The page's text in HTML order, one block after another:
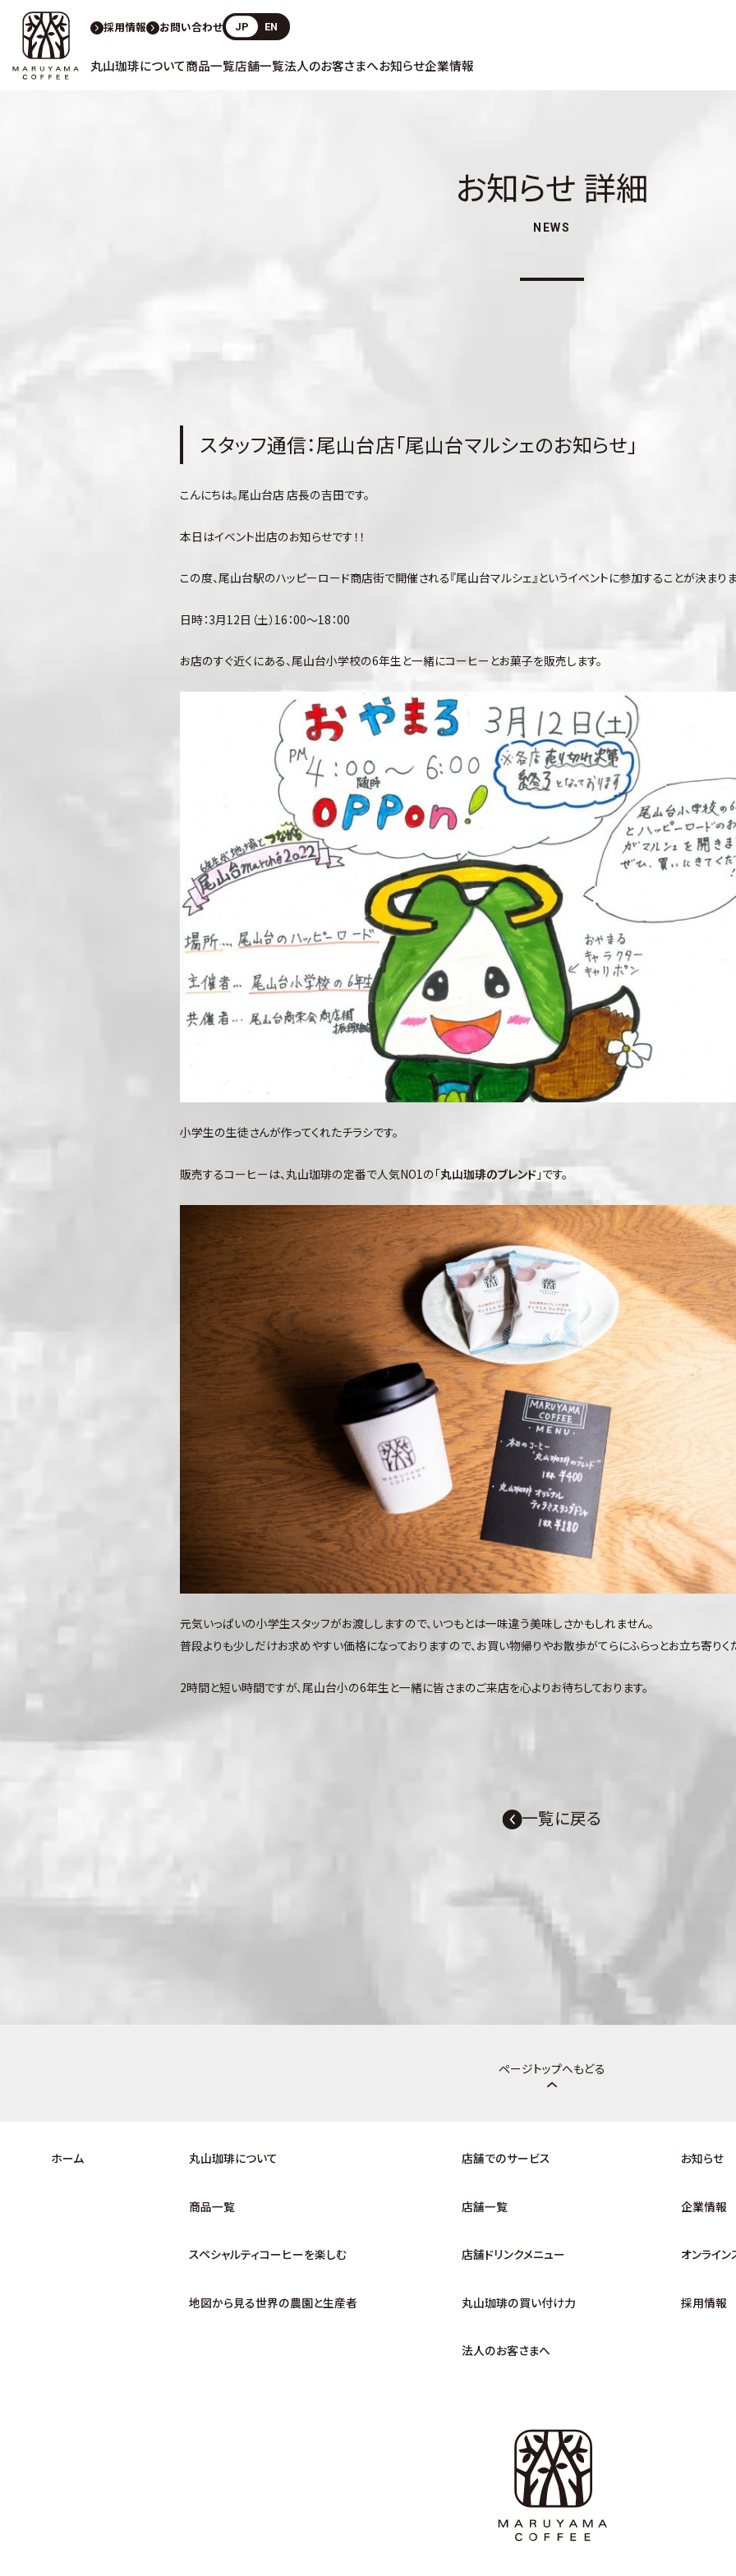
採用情報 お問い合わせ JP EN
丸山珈琲について商品一覧店舗一覧法人のお客さまへお知らせ企業情報
お知らせ 詳細
NEWS
スタッフ通信：尾山台店「尾山台マルシェのお知らせ」
こんにちは。尾山台店 店長の吉田です。
本日はイベント出店のお知らせです！！
この度、尾山台駅のハッピーロード商店街で開催される『尾山台マルシェ』というイベントに参加することが決まり
日時：3月12日（土）16：00～18：00
お店のすぐ近くにある、尾山台小学校の6年生と一緒にコーヒーとお菓子を販売します。
小学生の生徒さんが作ってくれたチラシです。
販売するコーヒーは、丸山珈琲の定番で人気NO1の「丸山珈琲のブレンド 」です。
元気いっぱいの小学生スタッフがお渡ししますので、いつもとは一味違う美味しさかもしれません。
普段よりも少しだけお求めやすい価格になっておりますので、お買い物帰りやお散歩がてらにふらっとお立ち寄りく
2時間と短い時間ですが、尾山台小の6年生と一緒に皆さまのご来店を心よりお待ちしております。
一覧に戻る
ページトップへもどる
ホーム 丸山珈琲について
商品一覧
スペシャルティコーヒーを楽しむ
地図から見る世界の農園と生産者
店舗でのサービス
店舗一覧
店舗ドリンクメニュー
丸山珈琲の買い付け力
法人のお客さまへ
お知らせ
企業情報
オンライン
採用情報